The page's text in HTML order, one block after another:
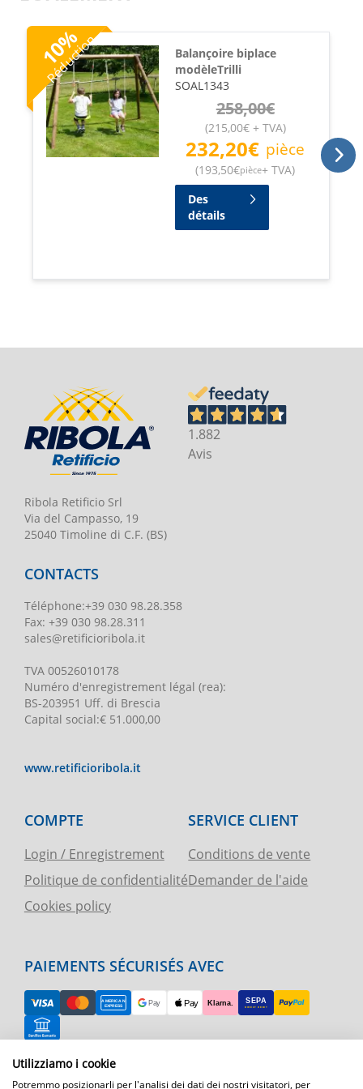
10
%
Réduction
Balançoire biplace
modèleTrilli
SOAL1343
258,00€
(215,00€+ TVA)
232,20€ pièce
(193,50€pièce+ TVA)
Des
détails
Ribola Retificio Srl
Via del Campasso, 19
25040 Timoline di C.F. (BS)
1.882
Avis
CONTACTS
Téléphone:+39 030 98.28.358
Fax: +39 030 98.28.311
sales@retificioribola.it
TVA 00526010178
Numéro d'enregistrement légal (rea):
BS-203951 Uff. di Brescia
Capital social:€ 51.000,00
www.retificioribola.it
COMPTE
Login / Enregistrement
Politique de confidentialité
Cookies policy
SERVICE CLIENT
Conditions de vente
Demander de l'aide
PAIEMENTS SÉCURISÉS AVEC
RETOUR FACILE
Utilizziamo i cookie
Potremmo posizionarli per l'analisi dei dati dei nostri visitatori, per